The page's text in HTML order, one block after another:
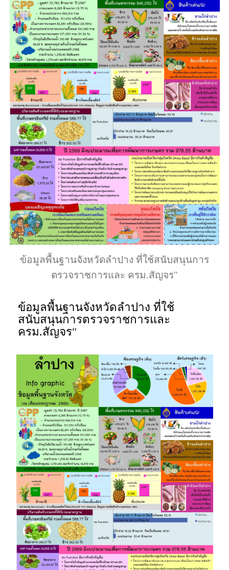
ข้อมูลพื้นฐานจังหวัดลำปาง ที่ใช้สนับสนุนการ
ตรวจราชการและ ครม.สัญจร"
ข้อมูลพื้นฐานจังหวัดลำปาง ที่ใช้
สนับสนุนการตรวจราชการและ
ครม.สัญจร"